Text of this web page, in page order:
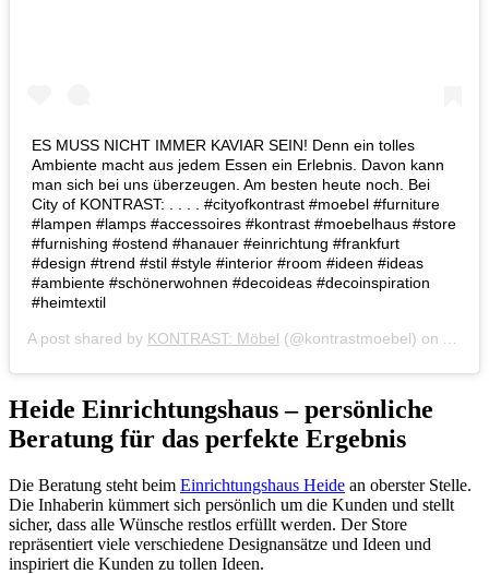
ES MUSS NICHT IMMER KAVIAR SEIN! Denn ein tolles
Ambiente macht aus jedem Essen ein Erlebnis. Davon kann
man sich bei uns überzeugen. Am besten heute noch. Bei
City of KONTRAST: . . . . #cityofkontrast #moebel #furniture
#lampen #lamps #accessoires #kontrast #moebelhaus #store
#furnishing #ostend #hanauer #einrichtung #frankfurt
#design #trend #stil #style #interior #room #ideen #ideas
#ambiente #schönerwohnen #decoideas #decoinspiration
#heimtextil
A post shared by KONTRAST: Möbel (@kontrastmoebel) on
Heide Einrichtungshaus – persönliche
Beratung für das perfekte Ergebnis
Die Beratung steht beim Einrichtungshaus Heide an oberster Stelle.
Die Inhaberin kümmert sich persönlich um die Kunden und stellt
sicher, dass alle Wünsche restlos erfüllt werden. Der Store
repräsentiert viele verschiedene Designansätze und Ideen und
inspiriert die Kunden zu tollen Ideen.